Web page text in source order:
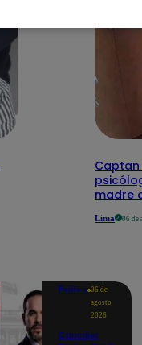
madre
Lima 06 de
Política 06 de
agosto
2026
Canciller